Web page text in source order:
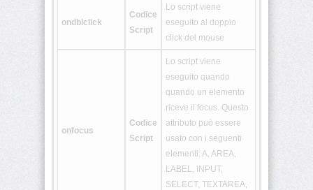
ondblclick
Codice
Script
Lo script viene
eseguito al doppio
click del mouse
onfocus
Codice
Script
Lo script viene
eseguito quando
quando un elemento
riceve il focus. Questo
attributo può essere
usato con i seguenti
elementi: A, AREA,
LABEL, INPUT,
SELECT, TEXTAREA,